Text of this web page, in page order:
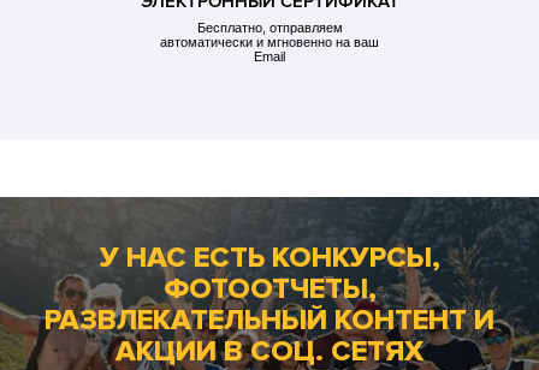
Бесплатно, отправляем
автоматически и мгновенно на ваш
Email
У НАС ЕСТЬ КОНКУРСЫ,
ФОТООТЧЕТЫ,
РАЗВЛЕКАТЕЛЬНЫЙ КОНТЕНТ И
АКЦИИ В СОЦ. СЕТЯХ